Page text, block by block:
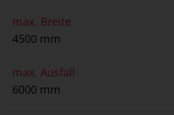
max. Breite
4500 mm
max. Ausfall
6000 mm